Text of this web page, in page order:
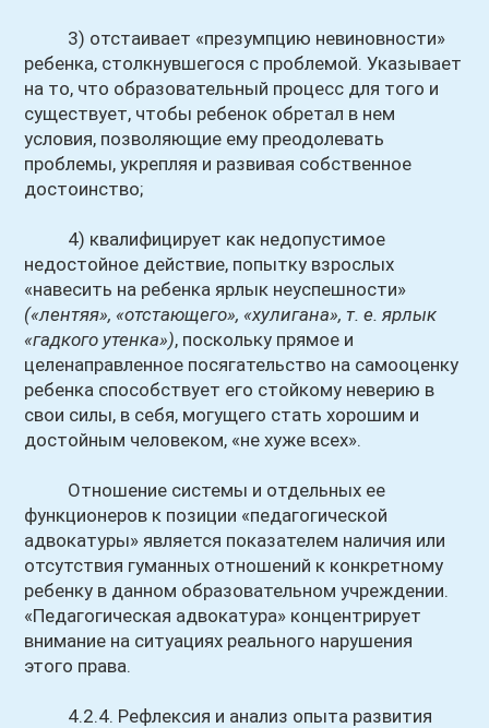
3) отстаивает «презумпцию невиновности»
ребенка, столкнувшегося с проблемой. Указывает
на то, что образовательный процесс для того и
существует, чтобы ребенок обретал в нем
условия, позволяющие ему преодолевать
проблемы, укрепляя и развивая собственное
достоинство;
4) квалифицирует как недопустимое
недостойное действие, попытку взрослых
«навесить на ребенка ярлык неуспешности»
(«лентяя», «отстающего», «хулигана», т. е. ярлык
«гадкого утенка»), поскольку прямое и
целенаправленное посягательство на самооценку
ребенка способствует его стойкому неверию в
свои силы, в себя, могущего стать хорошим и
достойным человеком, «не хуже всех».
Отношение системы и отдельных ее
функционеров к позиции «педагогической
адвокатуры» является показателем наличия или
отсутствия гуманных отношений к конкретному
ребенку в данном образовательном учреждении.
«Педагогическая адвокатура» концентрирует
внимание на ситуациях реального нарушения
этого права.
4.2.4. Рефлексия и анализ опыта развития